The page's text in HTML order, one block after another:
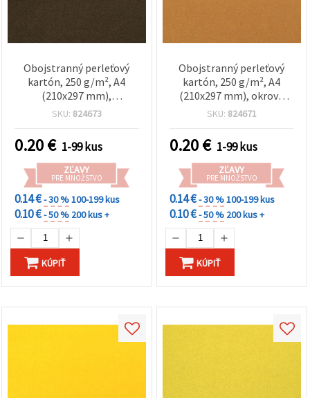
Obojstranný perleťový
kartón, 250 g/m², A4
(210x297 mm),
tmavohnedý - 1 ks
SKU: 824673
0.20€ 1-99 kus
ZĽAVY
PRE MNOŽSTVO
0.14 €- 30 %100-199 kus
0.10 €- 50 % 200 kus +
KÚPIŤ
Obojstranný perleťový
kartón, 250 g/m², A4
(210x297 mm), okrová
farba – 1 ks
SKU: 824671
0.20€ 1-99 kus
ZĽAVY
PRE MNOŽSTVO
0.14 €- 30 %100-199 kus
0.10 €- 50 % 200 kus +
KÚPIŤ